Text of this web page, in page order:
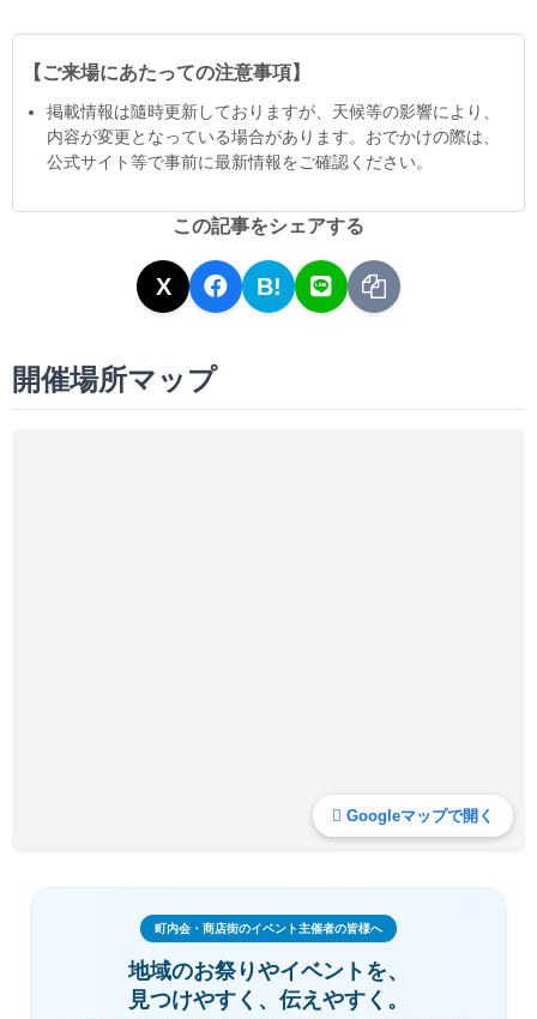
【ご来場にあたっての注意事項】
掲載情報は隨時更新しておりますが、天候等の影響により、
内容が変更となっている場合があります。おでかけの際は、
公式サイト等で事前に最新情報をご確認ください。
この記事をシェアする
X B!
開催場所マップ
Googleマップで開く
町内会・商店街のイベント主催者の皆様へ
地域のお祭りやイベントを、
見つけやすく、伝えやすく。